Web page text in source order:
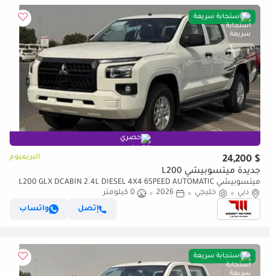
استجابة سريعة
حصري
$ 24,200 البريميوم
جديدة ميتسوبيشي L200
ميتسوبيشي L200 GLX DCABIN 2.4L DIESEL 4X4 6SPEED AUTOMATIC
دبي
خليجي 2026
0 كيلومتر
إتصل
واتساب
استجابة سريعة